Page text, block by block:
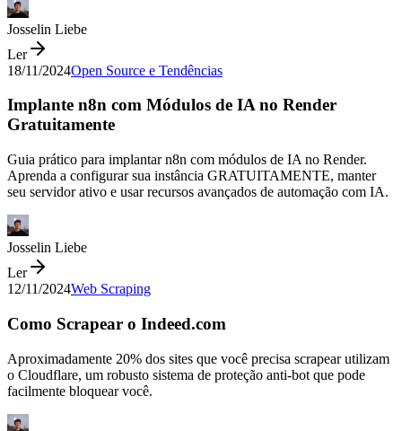
Josselin Liebe
Ler
18/11/2024Open Source e Tendências
Implante n8n com Módulos de IA no Render
Gratuitamente
Guia prático para implantar n8n com módulos de IA no Render.
Aprenda a configurar sua instância GRATUITAMENTE, manter
seu servidor ativo e usar recursos avançados de automação com IA.
Josselin Liebe
Ler
12/11/2024Web Scraping
Como Scrapear o Indeed.com
Aproximadamente 20% dos sites que você precisa scrapear utilizam
o Cloudflare, um robusto sistema de proteção anti-bot que pode
facilmente bloquear você.